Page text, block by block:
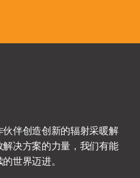
伴创造创新的辐射采暖解
决方案的力量，我们有能
世界迈进。